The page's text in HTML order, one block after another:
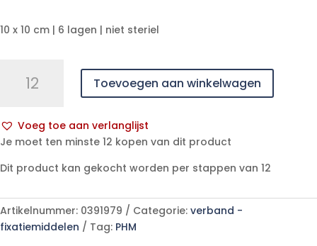
10 x 10 cm | 6 lagen | niet steriel
10x10cm
100
p/s
aantal
Toevoegen aan winkelwagen
Voeg toe aan verlanglijst
A
t
r
n
Je moet ten minste 12 kopen van dit product
Dit product kan gekocht worden per stappen van 12
Artikelnummer: 0391979 Categorie: verband -
fixatiemiddelen
Tag: PHM